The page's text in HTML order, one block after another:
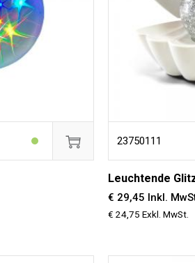
23750111
Leuchtende
€ 29,45 Inkl.
€ 24,75 Exkl. MwSt.